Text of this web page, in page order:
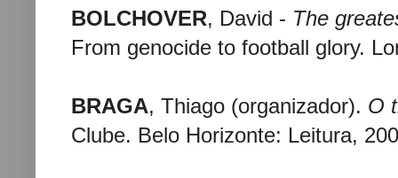
BOLCHOVER, David - The
From genocide to football glory.
BRAGA, Thiago (organizador). O
Clube. Belo Horizonte: Leitura,